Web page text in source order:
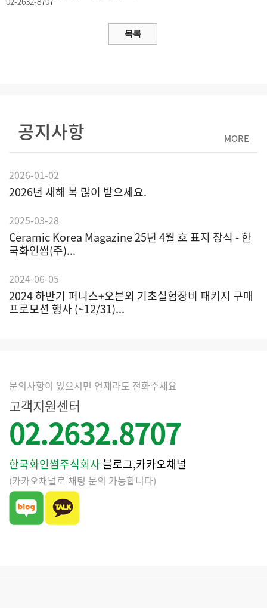
공지사항 MORE
2026-01-02
2026년 새해 복 많이 받으세요.
2025-03-28
Ceramic Korea Magazine 25년 4월 호 표지 장식 - 한
국화인썸(주)...
2024-06-05
2024 하반기 퍼니스+오븐외 기초실험장비 패키지 구매
프로모션 행사 (~12/31)...
문의사항이 있으시면 언제라도 전화주세요
고객지원센터
02.2632.8707
한국화인썸주식회사 블로그,카카오채널
(카카오채널로 채팅 문의 가능합니다)